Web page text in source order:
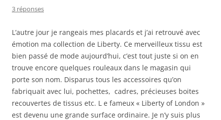
3 réponses
L’autre jour je rangeais mes placards et j’ai retrouvé avec
émotion ma collection de Liberty. Ce merveilleux tissu est
bien passé de mode aujourd’hui, c’est tout juste si on en
trouve encore quelques rouleaux dans le magasin qui
porte son nom. Disparus tous les accessoires qu’on
fabriquait avec lui, pochettes, cadres, précieuses boites
recouvertes de tissus etc. L e fameux « Liberty of London »
est devenu une grande surface ordinaire. Je n’y suis plus